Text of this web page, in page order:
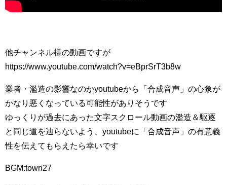
他チャンネル様の動画ですが
https://www.youtube.com/watch?v=eBprSrT3b8w
業者・濫造の影響なのかyoutubeから「合成音声」の心象が
かなり悪くなっている可能性がありそうです
ゆっくりが過去にあった文字スクロール動画の濫造＆駆逐
と同じ道を辿らないよう、youtubeに「合成音声」の有意義
性を伝えてもらえたら幸いです
BGM:town27